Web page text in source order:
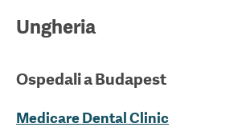
Ungheria
Ospedali aBudapest
Medicare Dental Clinic